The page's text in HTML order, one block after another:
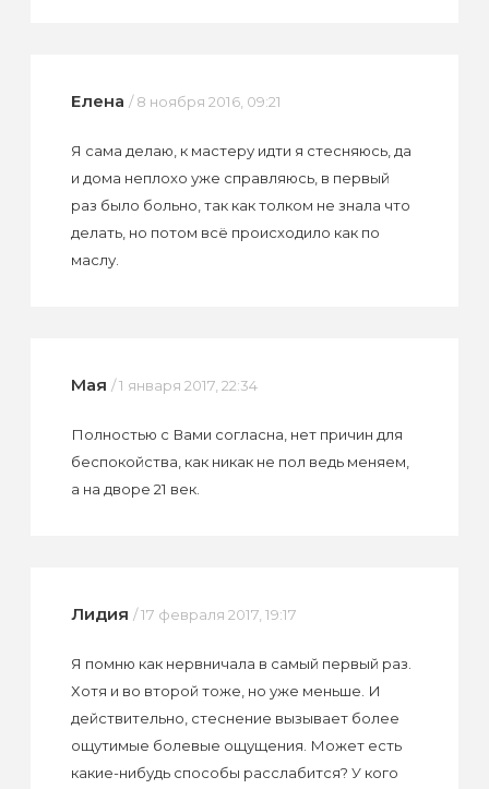
Елена / 8 ноября 2016, 09:21
Я сама делаю, к мастеру идти я стесняюсь, да
и дома неплохо уже справляюсь, в первый
раз было больно, так как толком не знала что
делать, но потом всё происходило как по
маслу.
Мая / 1 января 2017, 22:34
Полностью с Вами согласна, нет причин для
беспокойства, как никак не пол ведь меняем,
а на дворе 21 век.
Лидия / 17 февраля 2017, 19:17
Я помню как нервничала в самый первый раз.
Хотя и во второй тоже, но уже меньше. И
действительно, стеснение вызывает более
ощутимые болевые ощущения. Может есть
какие-нибудь способы расслабится? У кого